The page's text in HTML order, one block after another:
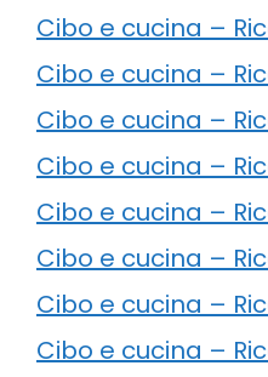
Cibo e cucina –
Cibo e cucina –
Cibo e cucina –
Cibo e cucina –
Cibo e cucina –
Cibo e cucina –
Cibo e cucina –
Cibo e cucina –